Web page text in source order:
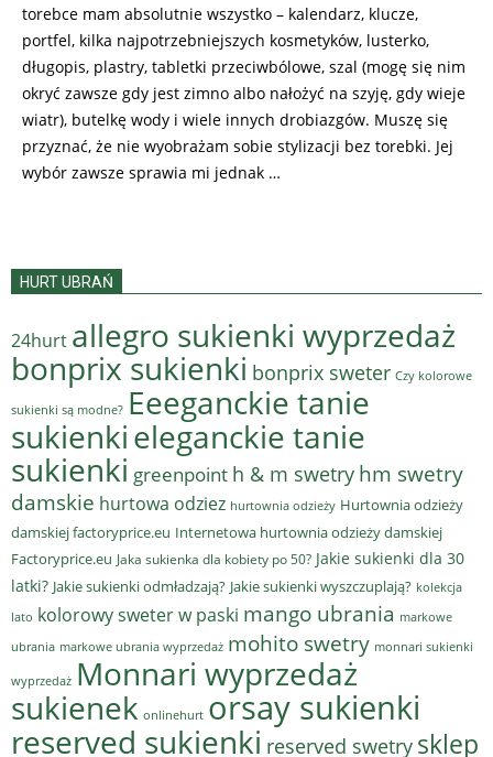
torebce mam absolutnie wszystko – kalendarz, klucze,
portfel, kilka najpotrzebniejszych kosmetyków, lusterko,
długopis, plastry, tabletki przeciwbólowe, szal (mogę się nim
okryć zawsze gdy jest zimno albo nałożyć na szyję, gdy wieje
wiatr), butelkę wody i wiele innych drobiazgów. Muszę się
przyznać, że nie wyobrażam sobie stylizacji bez torebki. Jej
wybór zawsze sprawia mi jednak …
HURT UBRAŃ
24hurt allegro sukienki wyprzedaż
bonprix sukienki bonprix sweter Czy kolorowe
sukienki są modne? Eeeganckie tanie
sukienkieleganckie tanie
sukienki greenpoint h & m swetry hm swetry
damskie hurtowa odziez hurtownia odzieży Hurtownia odzieży
damskiej factoryprice.eu Internetowa hurtownia odzieży damskiej
Factoryprice.eu Jaka sukienka dla kobiety po 50? Jakie sukienki dla 30
latki? Jakie sukienki odmładzają? Jakie sukienki wyszczuplają? kolekcja
lato kolorowy sweter w paski mango ubrania markowe
ubrania markowe ubrania wyprzedaż mohito swetry monnari sukienki
wyprzedaż Monnari wyprzedaż
sukienek onlinehurt orsay sukienki
reserved sukienki reserved swetry sklep